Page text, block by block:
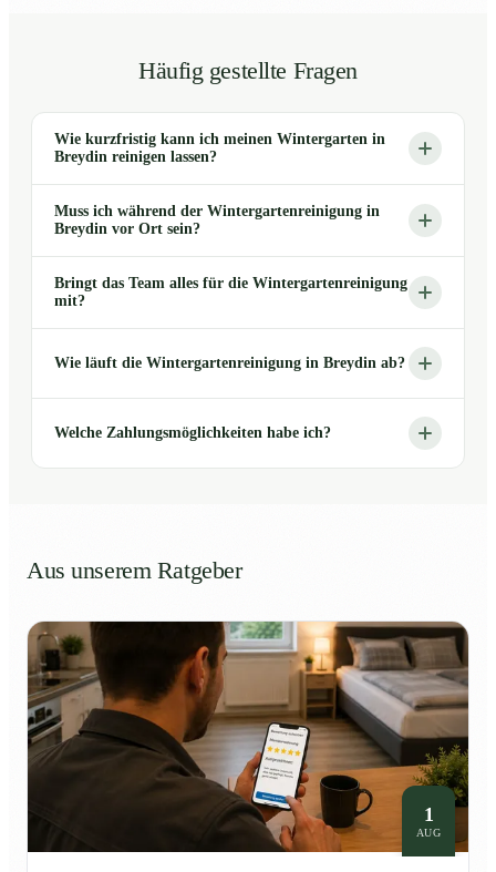
Häufig gestellte Fragen
Wie kurzfristig kann ich meinen Wintergarten in
Breydin reinigen lassen?
Muss ich während der Wintergartenreinigung in
Breydin vor Ort sein?
Bringt das Team alles für die Wintergartenreinigung
mit?
Wie läuft die Wintergartenreinigung in Breydin ab?
Welche Zahlungsmöglichkeiten habe ich?
Aus unserem Ratgeber
1
AUG